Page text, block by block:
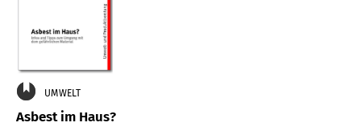
UMWELT
Asbest im Haus?